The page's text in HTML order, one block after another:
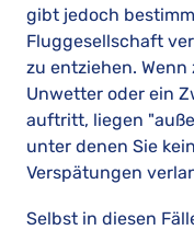
gibt jedoch
Fluggesellschaft
zu entziehen.
Unwetter oder ein
auftritt, liegen
unter denen Sie
Verspätungen
Selbst in diesen